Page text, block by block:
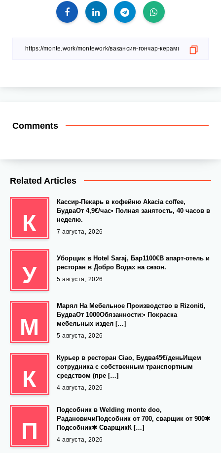
Comments
Related Articles
К
Кассир-Пекарь в кофейню Akacia coffee,
БудваОт 4,9€/час• Полная занятость, 40 часов в
неделю.
7 августа, 2026
У
Уборщик в Hotel Saraj, Бар1100€В апарт-отель и
ресторан в Добро Водах на сезон.
5 августа, 2026
М
Марял На Мебельное Производство в Rizoniti,
БудваОт 1000Обязанности:• Покраска
мебельных издел […]
5 августа, 2026
К
Курьер в ресторан Ciao, Будва45€/деньИщем
сотрудника с собственным транспортным
средством (пре […]
4 августа, 2026
П
Подсобник в Welding monte doo,
РадановичиПодсобник от 700, сварщик от 900✱
Подсобник✱ СварщикК […]
4 августа, 2026